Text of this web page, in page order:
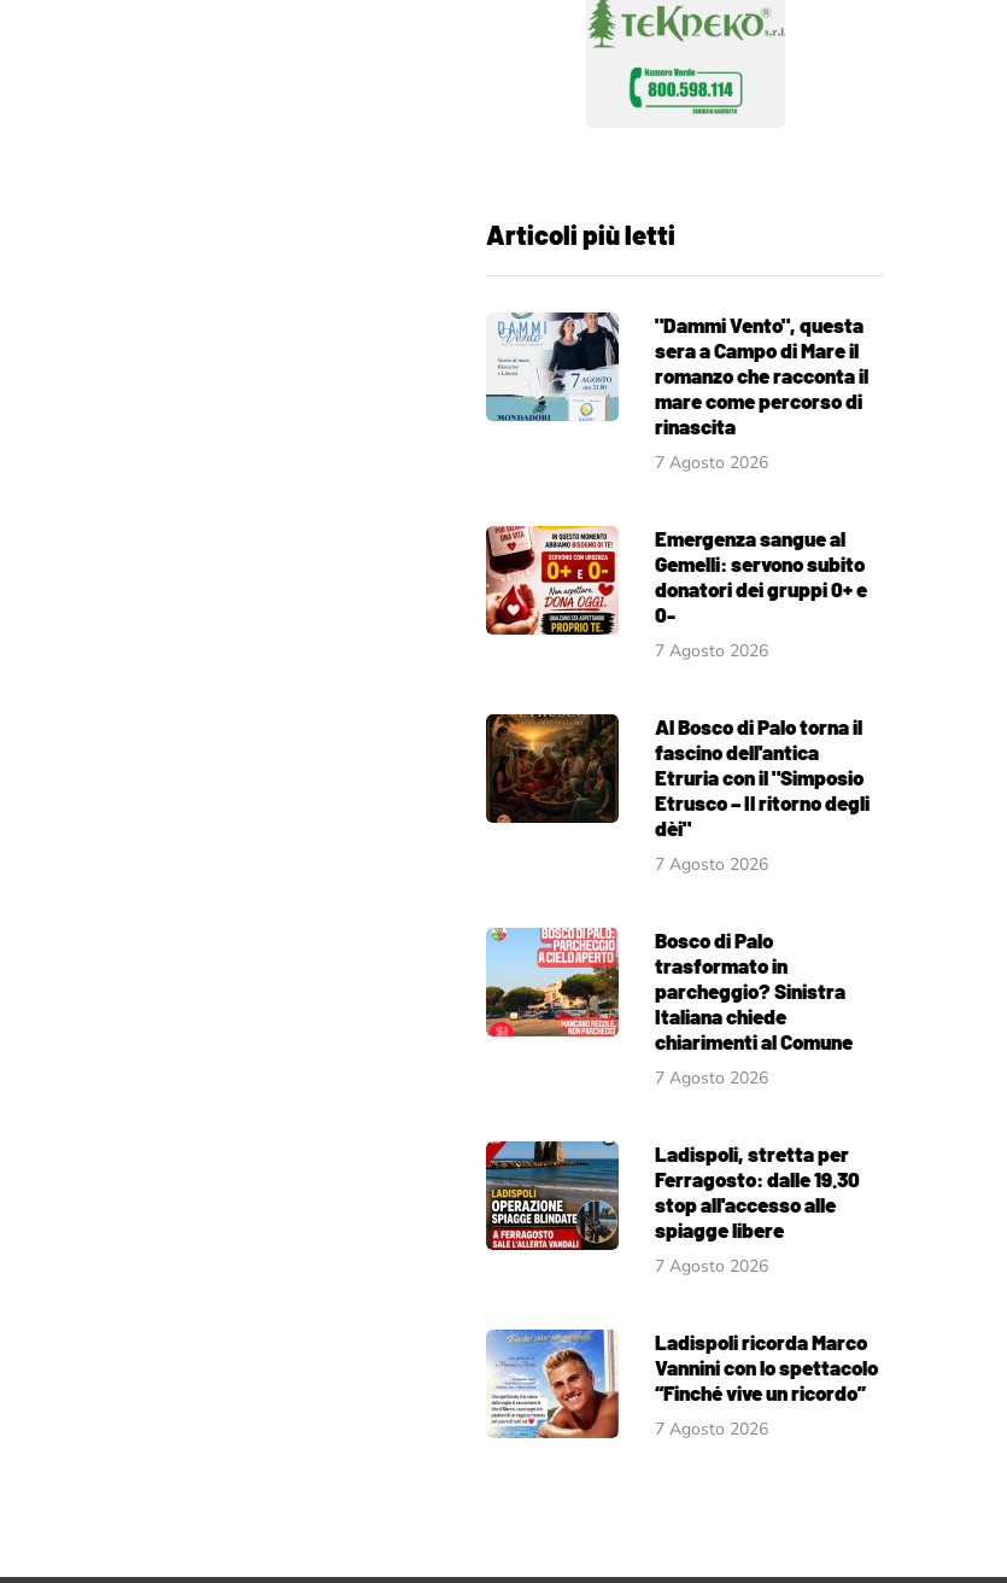
Articoli più letti
"Dammi Vento", questa
sera a Campo di Mare il
romanzo che racconta il
mare come percorso di
rinascita
7 Agosto 2026
Emergenza sangue al
Gemelli: servono subito
donatori dei gruppi 0+ e
0-
7 Agosto 2026
Al Bosco di Palo torna il
fascino dell'antica
Etruria con il "Simposio
Etrusco – Il ritorno degli
dèi"
7 Agosto 2026
Bosco di Palo
trasformato in
parcheggio? Sinistra
Italiana chiede
chiarimenti al Comune
7 Agosto 2026
Ladispoli, stretta per
Ferragosto: dalle 19.30
stop all'accesso alle
spiagge libere
7 Agosto 2026
Ladispoli ricorda Marco
Vannini con lo spettacolo
“Finché vive un ricordo”
7 Agosto 2026